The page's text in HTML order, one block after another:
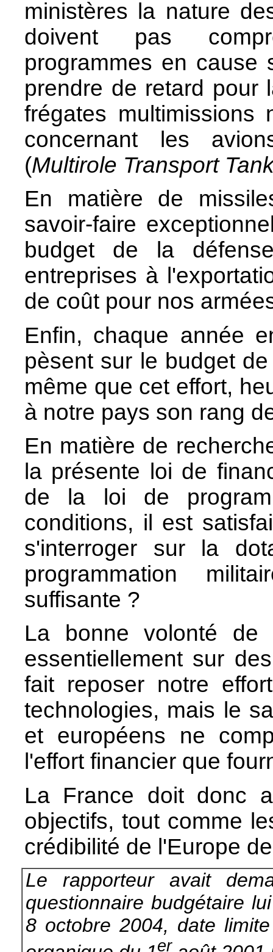
ministères la nature
doivent pas
programmes en cause
prendre de retard pour
frégates
concernant les
(Multirole Transport
En matière de
savoir-faire
budget de la
entreprises à
de coût pour nos
Enfin, chaque année
pèsent sur le budget
même que cet effort,
à notre pays son rang
En matière de
la présente loi de
de la loi de
conditions, il est
s'interroger sur la
programmation
suffisante ?
La bonne volonté de
essentiellement sur
fait reposer notre
technologies, mais le
et européens ne
l'effort financier que
La France doit donc
objectifs, tout comme
crédibilité de l'Europe
Le rapporteur avait
questionnaire budgétaire
8 octobre 2004, date
er